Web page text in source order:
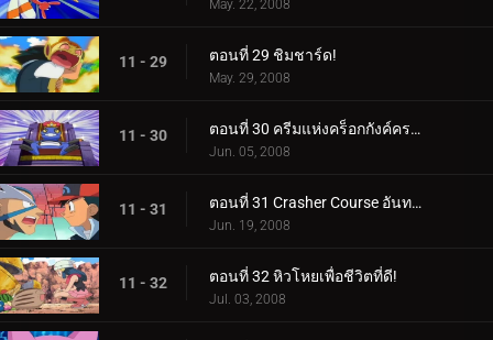
May. 22, 2008
11 - 29 ตอนที่ 29 ชิมชาร์ด!
May. 29, 2008
11 - 30 ตอนที่ 30 ครีมแห่งคร็อกกังค์ครอป!
Jun. 05, 2008
11 - 31 ตอนที่ 31 Crasher Course อันทรงพลัง!
Jun. 19, 2008
11 - 32 ตอนที่ 32 หิวโหยเพื่อชีวิตที่ดี!
Jul. 03, 2008